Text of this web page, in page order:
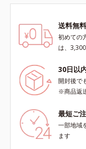
送料無
初めての
は、
30日以
開封後で
※商品返
最短ご
一部地域
ます